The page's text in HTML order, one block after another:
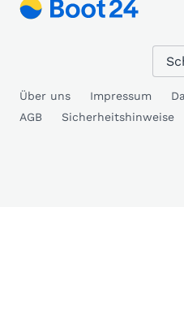
Über uns Impressum
AGB
Sicherheitshinweise